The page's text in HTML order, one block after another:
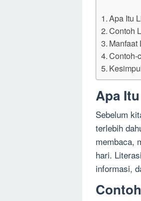
Apa Itu
Contoh
Manfaat
Contoh-
Apa
Sebelum
terlebih
membaca,
hari.
informasi,